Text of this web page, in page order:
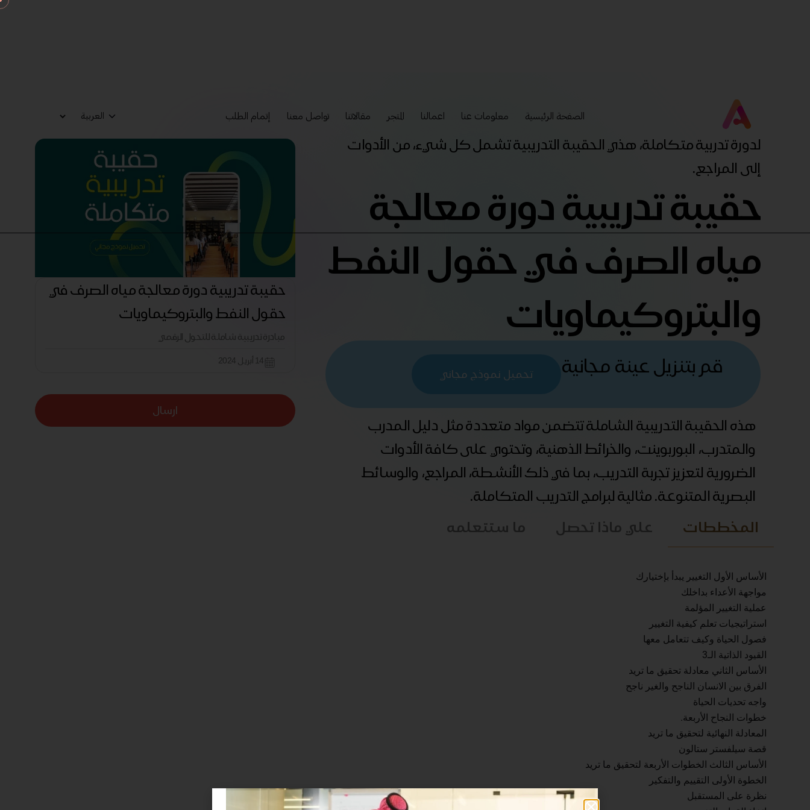
الصفحة الرئيسية معلومات عنا اعمالنا المتجر مقالاتنا تواصل معنا إتمام الطلب
لدورة تدربية متكاملة، هذي الحقيبة التدريبية تشمل كل شيء، من الأدوات
إلى المراجع.
حقيبة تدريبية دورة معالجة
مياه الصرف في حقول النفط
والبتروكيماويات
قم بتنزيل عينة مجانية تحميل نموذج مجاني
هذه الحقيبة التدريبية الشاملة تتضمن مواد متعددة مثل دليل المدرب
والمتدرب، البوربوينت، والخرائط الذهنية، وتحتوي على كافة الأدوات
الضرورية لتعزيز تجربة التدريب، بما في ذلك الأنشطة، المراجع، والوسائط
البصرية المتنوعة. مثالية لبرامج التدريب المتكاملة.
حقيبة تدريبية دورة معالجة مياه الصرف في
حقول النفط والبتروكيماويات
مبادرة تدريبية شاملة للتحول الرقمي
14 أبريل 2024
ارسال
المخططات علي ماذا تحصل ما ستتعلمه
الأساس الأول التغيير يبدأ بإختيارك
مواجهة الأعداء بداخلك
عملية التغيير المؤلمة
استراتيجيات تعلم كيفية التغيير
فصول الحياة وكيف تتعامل معها
القيود الذاتية الـ3
الأساس الثاني معادلة تحقيق ما تريد
الفرق بين الانسان الناجح والغير ناجح
واجه تحديات الحياة
خطوات النجاح الأربعة.
المعادلة النهائية لتحقيق ما تريد
قصة سيلفستر ستالون
الأساس الثالث الخطوات الأربعة لتحقيق ما تريد
الخطوة الأولى التقييم والتفكير
نظرة على المستقبل